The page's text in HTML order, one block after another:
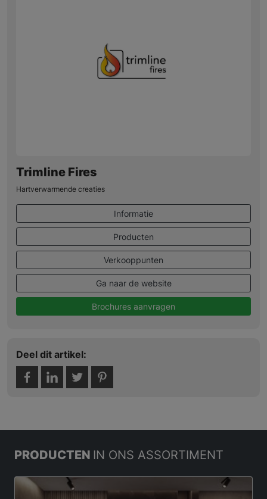
Trimline Fires
Hartverwarmende creaties
Informatie
Producten
Verkooppunten
Ga naar de website
Brochures aanvragen
Deel dit artikel:
PRODUCTEN IN ONS ASSORTIMENT